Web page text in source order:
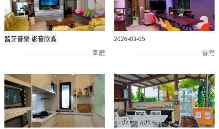
藍牙音樂 影音欣賞
客廳
2026-03-05
餐廳